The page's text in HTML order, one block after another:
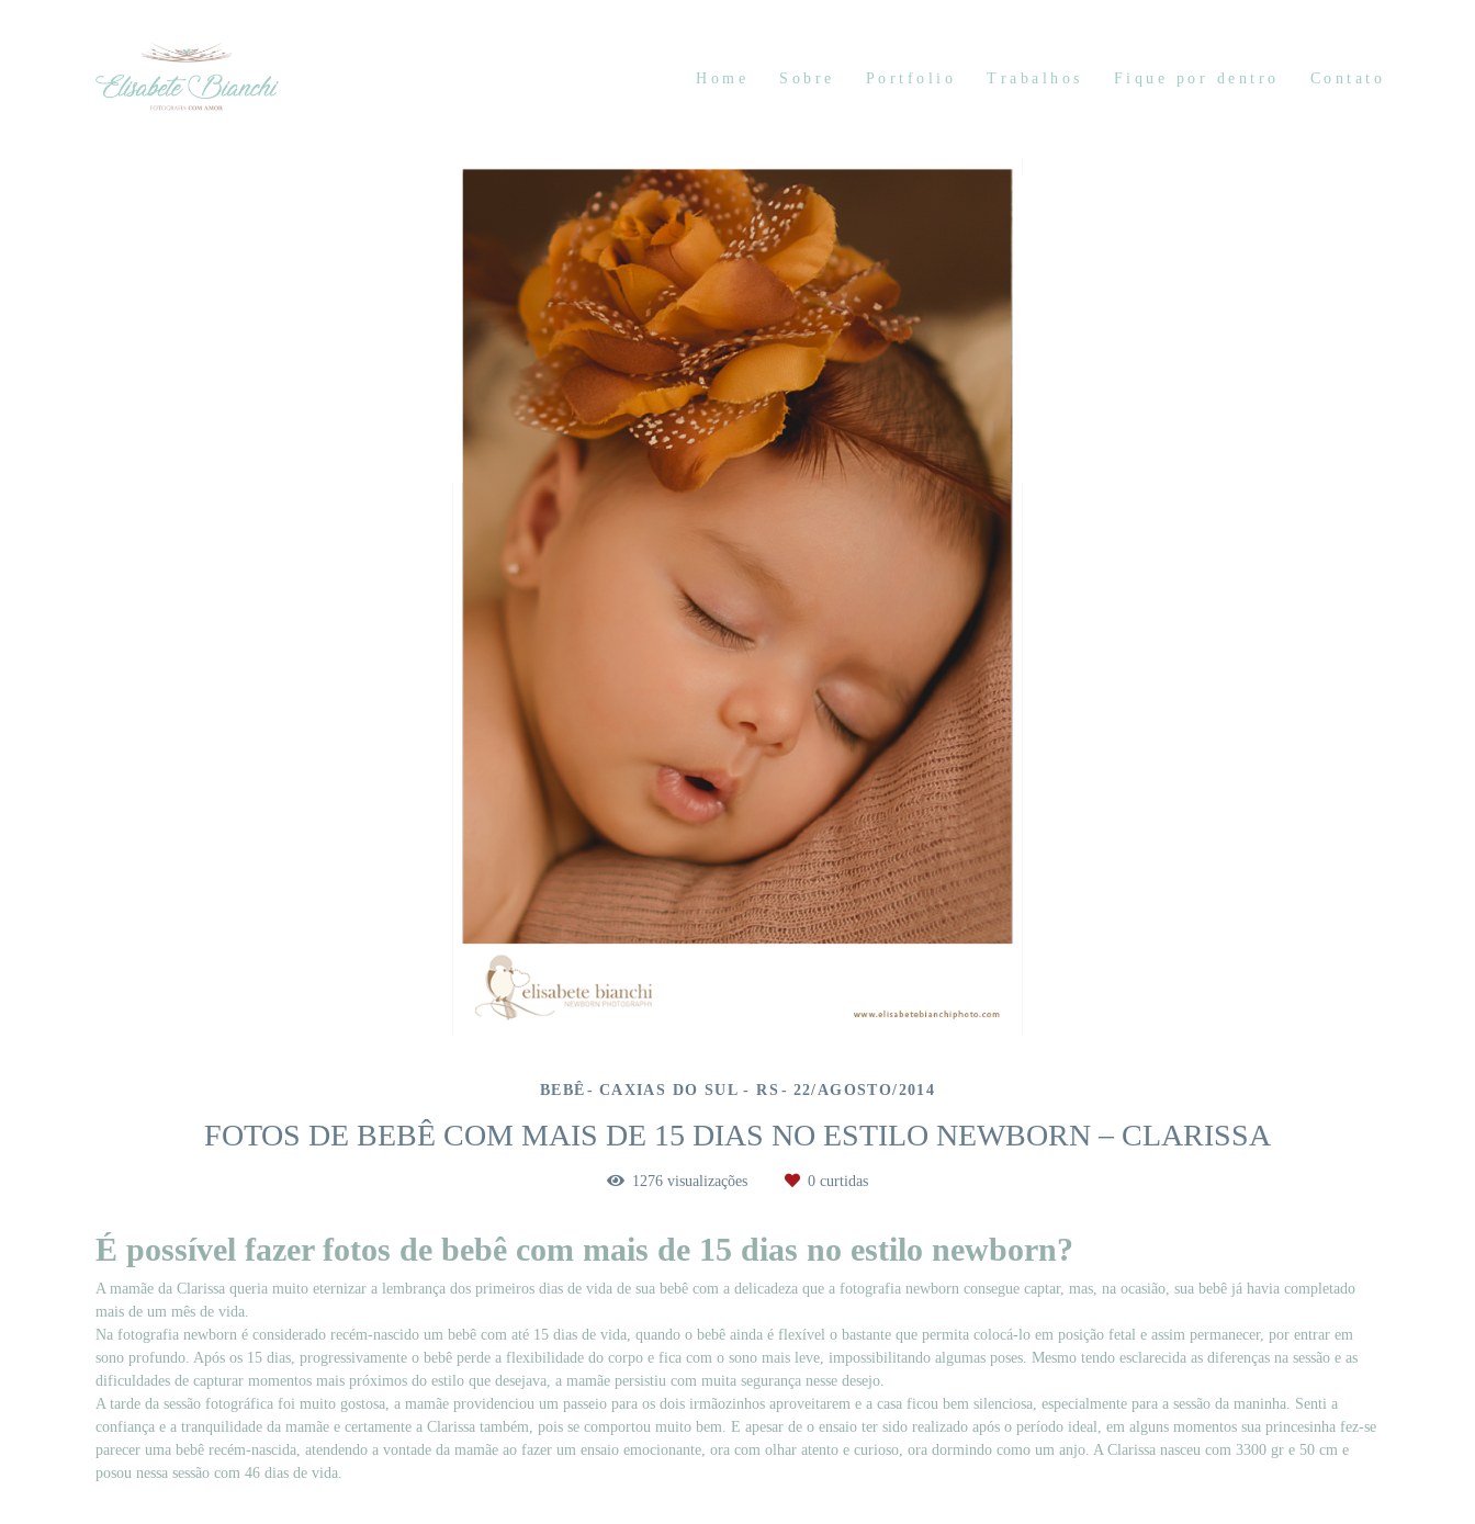
Home Sobre Portfolio Trabalhos Fique por dentro Contato
BEBÊ CAXIAS DO SUL - RS 22/AGOSTO/2014
FOTOS DE BEBÊ COM MAIS DE 15 DIAS NO ESTILO NEWBORN – CLARISSA
1276 visualizações 0 curtidas
É possível fazer fotos de bebê com mais de 15 dias no estilo newborn?
A mamãe da Clarissa queria muito eternizar a lembrança dos primeiros dias de vida de sua bebê com a delicadeza que a fotografia newborn consegue captar, mas, na ocasião, sua bebê já havia completado
mais de um mês de vida.
Na fotografia newborn é considerado recém-nascido um bebê com até 15 dias de vida, quando o bebê ainda é flexível o bastante que permita colocá-lo em posição fetal e assim permanecer, por entrar em
sono profundo. Após os 15 dias, progressivamente o bebê perde a flexibilidade do corpo e fica com o sono mais leve, impossibilitando algumas poses. Mesmo tendo esclarecida as diferenças na sessão e as
dificuldades de capturar momentos mais próximos do estilo que desejava, a mamãe persistiu com muita segurança nesse desejo.
A tarde da sessão fotográfica foi muito gostosa, a mamãe providenciou um passeio para os dois irmãozinhos aproveitarem e a casa ficou bem silenciosa, especialmente para a sessão da maninha. Senti a
confiança e a tranquilidade da mamãe e certamente a Clarissa também, pois se comportou muito bem. E apesar de o ensaio ter sido realizado após o período ideal, em alguns momentos sua princesinha fez-se
parecer uma bebê recém-nascida, atendendo a vontade da mamãe ao fazer um ensaio emocionante, ora com olhar atento e curioso, ora dormindo como um anjo. A Clarissa nasceu com 3300 gr e 50 cm e
posou nessa sessão com 46 dias de vida.